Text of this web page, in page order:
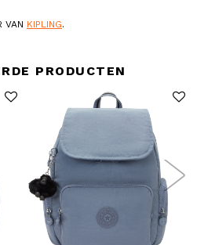
VAN KIPLING.
PRODUCTEN